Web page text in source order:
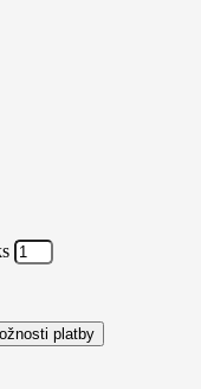
platby